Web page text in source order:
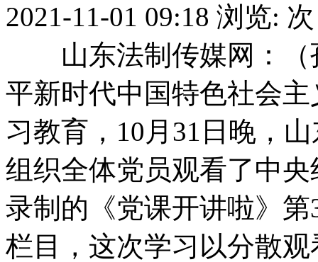
2021-11-01 09:18 浏览: 次
山东法制传媒网：（
平新时代中国特色社会
习教育，10月31日晚，
组织全体党员观看了中
录制的《党课开讲啦》
栏目，这次学习以分散